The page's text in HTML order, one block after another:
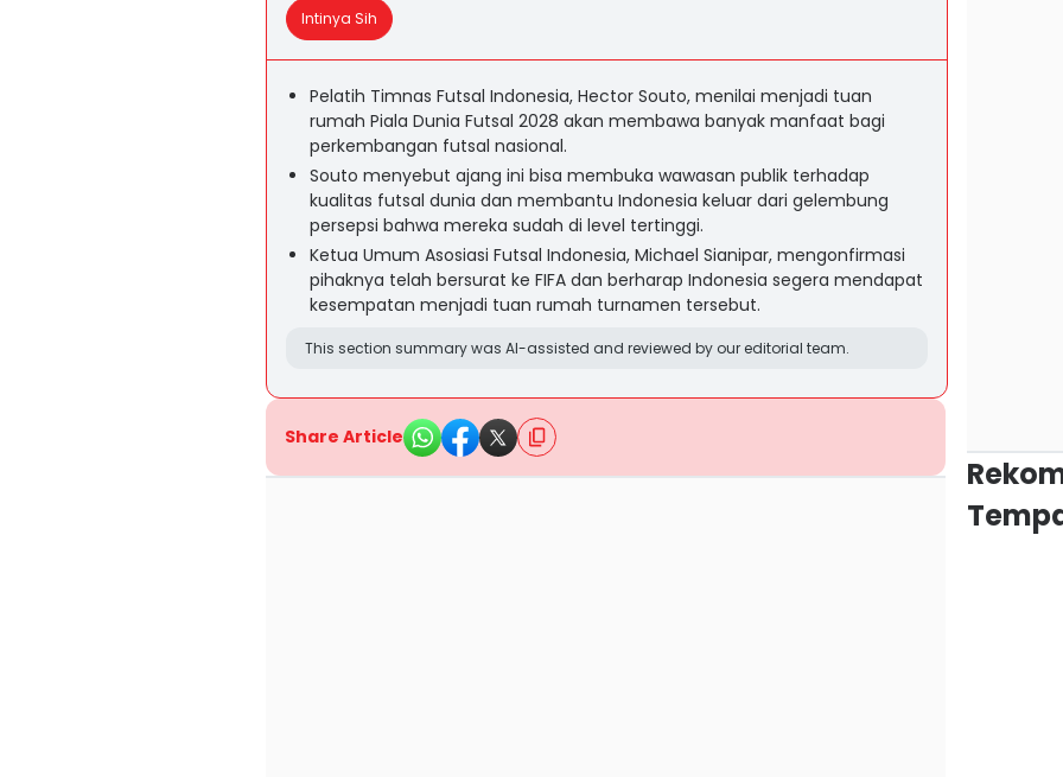
Intinya Sih
Pelatih Timnas Futsal Indonesia, Hector Souto, menilai menjadi tuan
rumah Piala Dunia Futsal 2028 akan membawa banyak manfaat bagi
perkembangan futsal nasional.
Souto menyebut ajang ini bisa membuka wawasan publik terhadap
kualitas futsal dunia dan membantu Indonesia keluar dari gelembung
persepsi bahwa mereka sudah di level tertinggi.
Ketua Umum Asosiasi Futsal Indonesia, Michael Sianipar, mengonfirmasi
pihaknya telah bersurat ke FIFA dan berharap Indonesia segera mendapat
kesempatan menjadi tuan rumah turnamen tersebut.
This section summary was AI-assisted and reviewed by our editorial team.
Share Article